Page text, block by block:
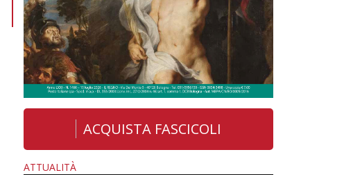
ACQUISTA FASCICOLI
ATTUALITÀ